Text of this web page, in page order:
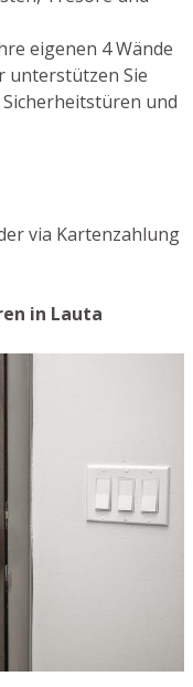
eigenen 4 Wände
unterstützen Sie
und
via Kartenzahlung
in Lauta